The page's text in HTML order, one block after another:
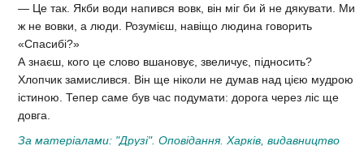
— Це так. Якби води напився вовк, він міг би й не дякувати. Ми
ж не вовки, а люди. Розумієш, навіщо людина говорить
«Спасибі?»
А знаєш, кого це слово вшановує, звеличує, підносить?
Хлопчик замислився. Він ще ніколи не думав над цією мудрою
істиною. Тепер саме був час подумати: дорога через ліс ще
довга.
За матеріалами: "Друзі". Оповідання. Харків, видавництво